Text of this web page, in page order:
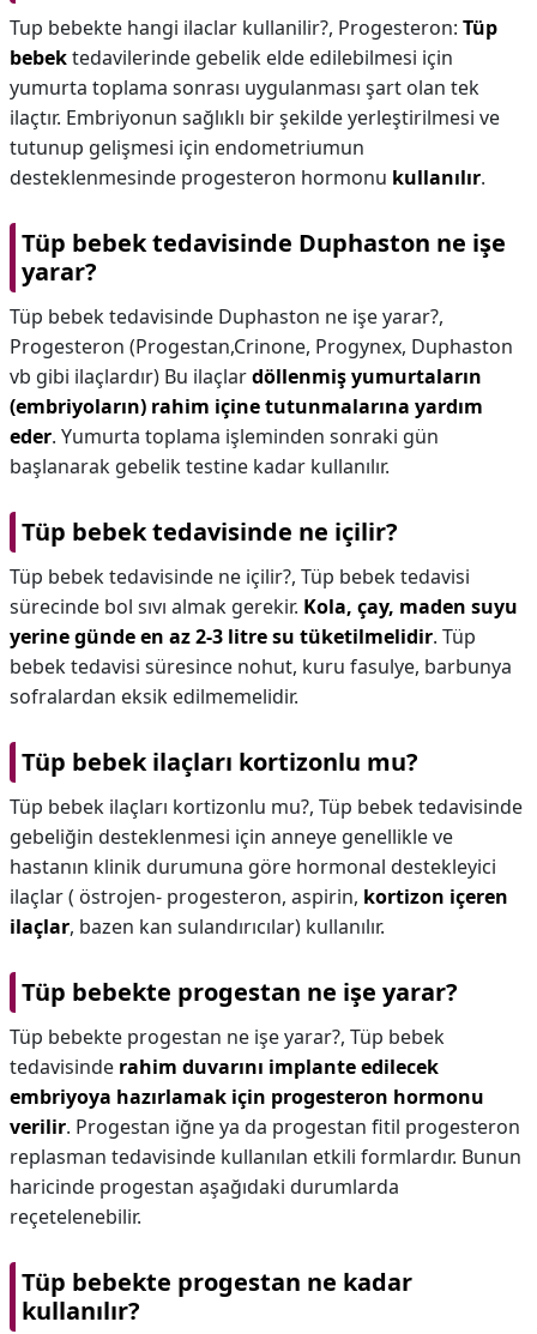
Tup bebekte hangi ilaclar kullanilir?, Progesteron: Tüp
bebektedavilerinde gebelik elde edilebilmesi için
yumurta toplama sonrası uygulanması şart olan tek
ilaçtır. Embriyonun sağlıklı bir şekilde yerleştirilmesi ve
tutunup gelişmesi için endometriumun
desteklenmesinde progesteron hormonu kullanılır.
Tüp bebek tedavisinde Duphaston ne işe
yarar?
Tüp bebek tedavisinde Duphaston ne işe yarar?,
Progesteron (Progestan,Crinone, Progynex, Duphaston
vb gibi ilaçlardır) Bu ilaçlardöllenmiş yumurtaların
(embriyoların) rahim içine tutunmalarına yardım
eder. Yumurta toplama işleminden sonraki gün
başlanarak gebelik testine kadar kullanılır.
Tüp bebek tedavisinde ne içilir?
Tüp bebek tedavisinde ne içilir?, Tüp bebek tedavisi
sürecinde bol sıvı almak gerekir. Kola, çay, maden suyu
yerine günde en az 2-3 litre su tüketilmelidir. Tüp
bebek tedavisi süresince nohut, kuru fasulye, barbunya
sofralardan eksik edilmemelidir.
Tüp bebek ilaçları kortizonlu mu?
Tüp bebek ilaçları kortizonlu mu?, Tüp bebek tedavisinde
gebeliğin desteklenmesi için anneye genellikle ve
hastanın klinik durumuna göre hormonal destekleyici
ilaçlar ( östrojen- progesteron, aspirin, kortizon içeren
ilaçlar, bazen kan sulandırıcılar) kullanılır.
Tüp bebekte progestan ne işe yarar?
Tüp bebekte progestan ne işe yarar?, Tüp bebek
tedavisinde rahim duvarını implante edilecek
embriyoya hazırlamak için progesteron hormonu
verilir. Progestan iğne ya da progestan fitil progesteron
replasman tedavisinde kullanılan etkili formlardır. Bunun
haricinde progestan aşağıdaki durumlarda
reçetelenebilir.
Tüp bebekte progestan ne kadar
kullanılır?